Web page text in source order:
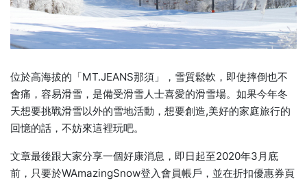
位於高海拔的「MT.JEANS那須」，雪質鬆軟，即使摔倒也不
會痛，容易滑雪，是備受滑雪人士喜愛的滑雪場。如果今年冬
天想要挑戰滑雪以外的雪地活動，想要創造,美好的家庭旅行的
回憶的話，不妨來這裡玩吧。
文章最後跟大家分享一個好康消息，即日起至2020年3月底
前，只要於WAmazingSnow登入會員帳戶，並在折扣優惠券頁